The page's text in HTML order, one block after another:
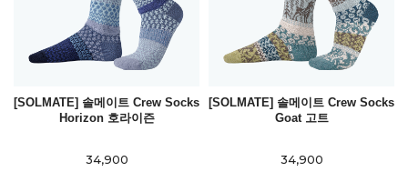
[SOLMATE] 솔메이트 Crew Socks
Horizon 호라이즌
34,900
[SOLMATE] 솔메이트 Crew Socks
Goat 고트
34,900